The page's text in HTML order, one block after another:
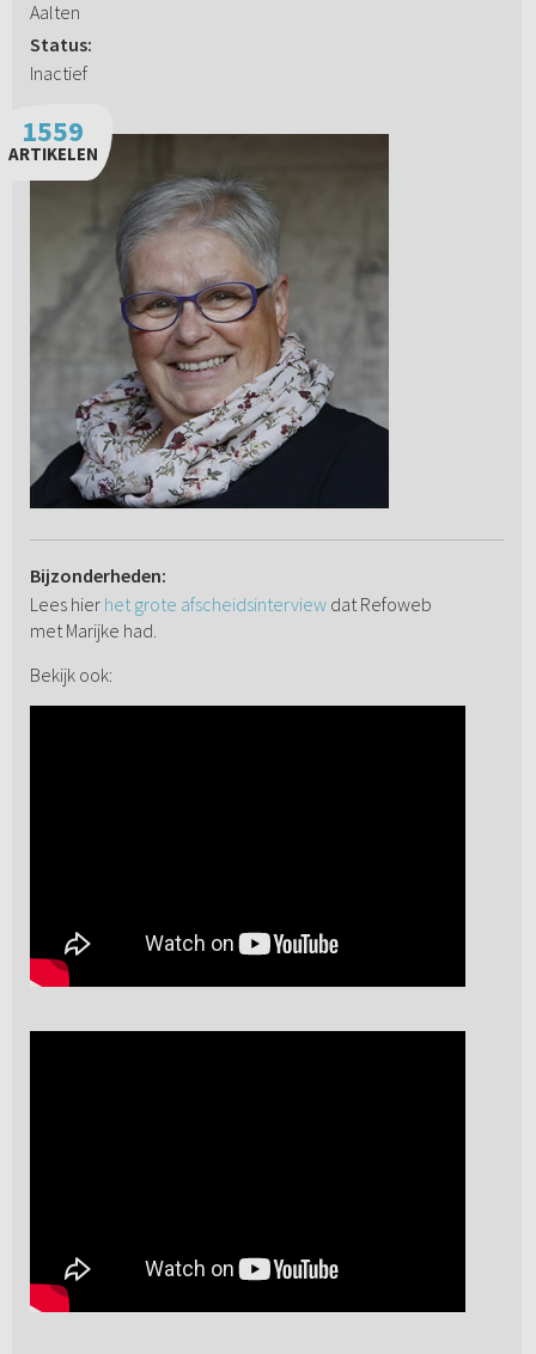
Aalten
Status:
Inactief
1559
ARTIKELEN
Bijzonderheden:
Lees hier het grote afscheidsinterviewdat Refoweb
met Marijke had.
Bekijk ook: